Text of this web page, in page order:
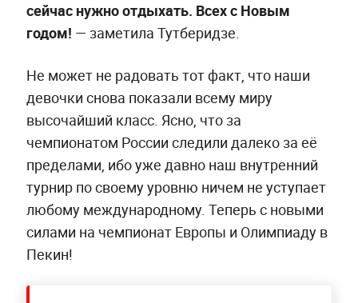
сейчас нужно отдыхать. Всех с Новым
годом! — заметила Тутберидзе.
Не может не радовать тот факт, что наши
девочки снова показали всему миру
высочайший класс. Ясно, что за
чемпионатом России следили далеко за её
пределами, ибо уже давно наш внутренний
турнир по своему уровню ничем не уступает
любому международному. Теперь с новыми
силами на чемпионат Европы и Олимпиаду в
Пекин!